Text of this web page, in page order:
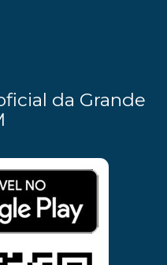
da Grande